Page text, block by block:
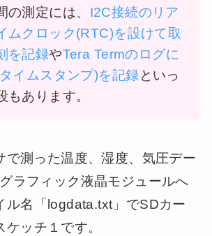
の測定には、 I2C接続のリア
ムクロック(RTC)を設けて取
を記録やTera Termのログに
イムスタンプ)を記録といっ
もあります。
で測った温度、湿度、気圧デー
ラフィック液晶モジュールへ
ル名「logdata.txt」でSDカー
ケッチ１です。